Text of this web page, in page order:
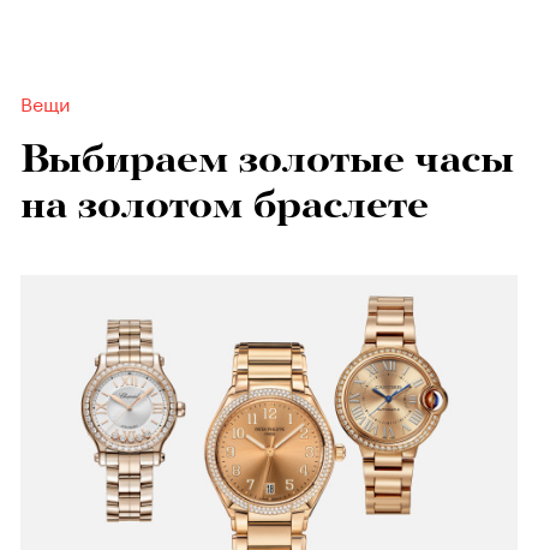
Вещи
Выбираем золотые часы
на золотом браслете